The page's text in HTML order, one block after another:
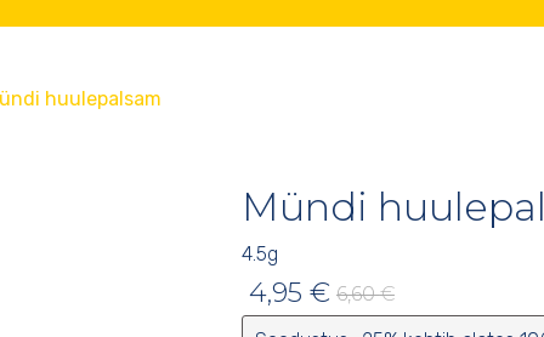
huulepalsam
Mündi
4.5g
6,60€
4,95 €